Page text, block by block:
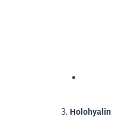
Holohyalin